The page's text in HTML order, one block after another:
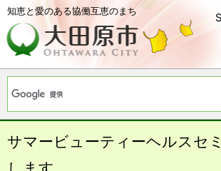
知恵と愛のある協働互恵のまち
サマービューティーヘルスセ